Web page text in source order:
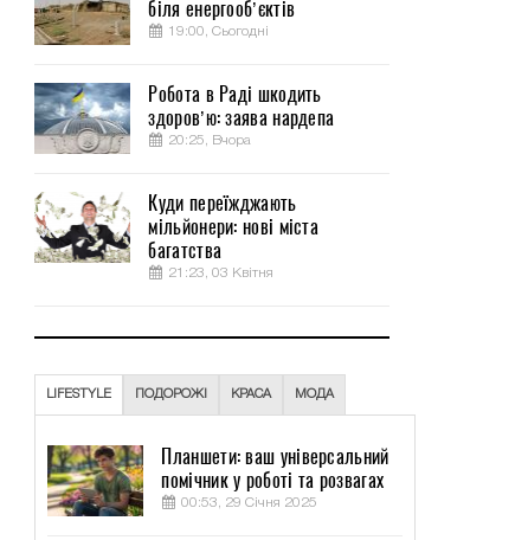
біля енергооб’єктів
19:00, Сьогодні
Робота в Раді шкодить
здоров’ю: заява нардепа
20:25, Вчора
Куди переїжджають
мільйонери: нові міста
багатства
21:23, 03 Квітня
LIFESTYLE ПОДОРОЖІ КРАСА МОДА
Планшети: ваш універсальний
помічник у роботі та розвагах
00:53, 29 Січня 2025